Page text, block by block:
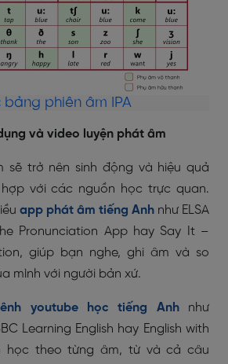
bảng phiên âm IPA
và video luyện phát âm
sẽ trở nên sinh động và hiệu quả
với các nguồn học trực quan.
app phát âm tiếng Anh như ELSA
Pronunciation App hay Say It –
giúp bạn nghe, ghi âm và so
mình với người bản xứ.
youtube học tiếng Anhnhư
Learning English hay English with
học theo từng âm, từ và cả câu